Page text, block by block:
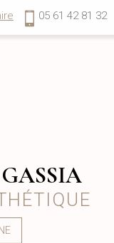
05 61 42 81 32